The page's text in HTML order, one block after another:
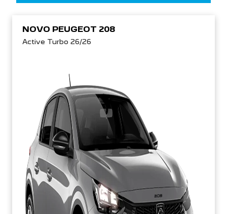
NOVO PEUGEOT 208
Active Turbo 26/26